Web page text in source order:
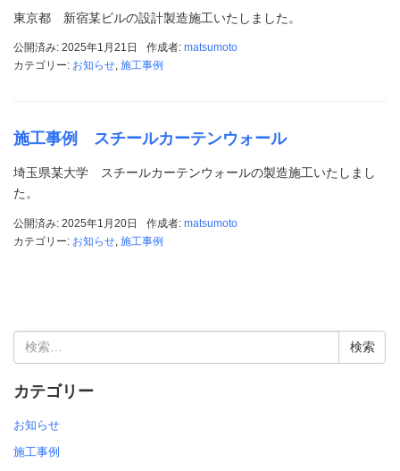
東京都 新宿某ビルの設計製造施工いたしました。
公開済み: 2025年1月21日 作成者: matsumoto
カテゴリー: お知らせ, 施工事例
施工事例 スチールカーテンウォール
埼玉県某大学 スチールカーテンウォールの製造施工いたしまし
た。
公開済み: 2025年1月20日 作成者: matsumoto
カテゴリー: お知らせ 施工事例
索:
カテゴリー
お知らせ
施工事例